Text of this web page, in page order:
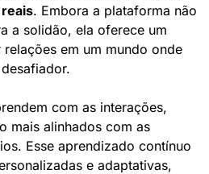
. Embora a plataforma não
a solidão, ela oferece um
em um mundo onde
com as interações,
mais alinhados com as
Esse aprendizado contínuo
e adaptativas,